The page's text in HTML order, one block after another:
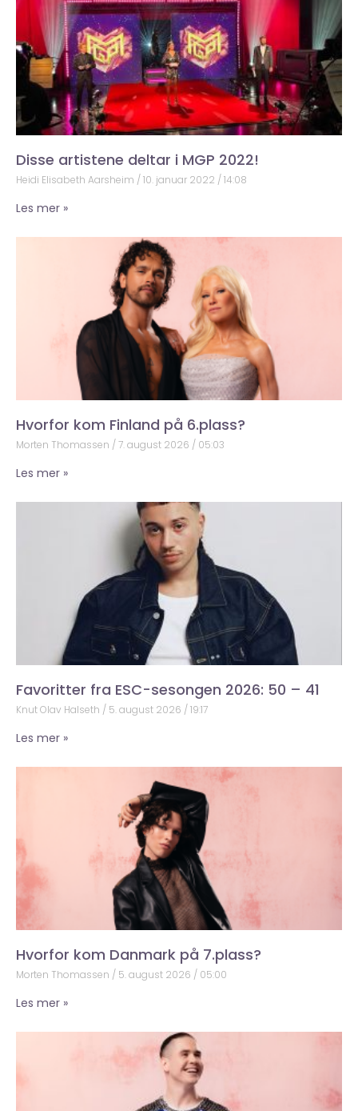
Disse artistene deltar i MGP 2022!
Heidi Elisabeth Aarsheim 10. januar 2022 14:08
Les mer »
Hvorfor kom Finland på 6.plass?
Morten Thomassen 7. august 2026 05:03
Les mer »
Favoritter fra ESC-sesongen 2026: 50 – 41
Knut Olav Halseth 5. august 2026 19:17
Les mer »
Hvorfor kom Danmark på 7.plass?
Morten Thomassen 5. august 2026 05:00
Les mer »